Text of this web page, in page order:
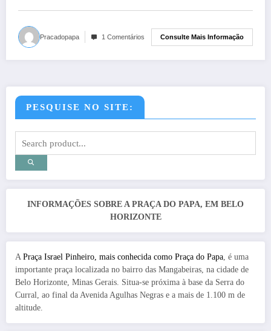
Pracadopapa 1 Comentários Consulte Mais Informação
PESQUISE NO SITE:
INFORMAÇÕES SOBRE A PRAÇA DO PAPA, EM BELO
HORIZONTE
A Praça Israel Pinheiro, mais conhecida como Praça do Papa, é uma
importante praça localizada no bairro das Mangabeiras, na cidade de
Belo Horizonte, Minas Gerais. Situa-se próxima à base da Serra do
Curral, ao final da Avenida Agulhas Negras e a mais de 1.100 m de
altitude.